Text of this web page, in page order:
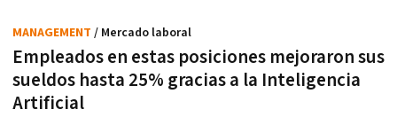
Empleados en estas posiciones mejoraron sus
sueldos hasta 25% gracias a la Inteligencia
Artificial
MANAGEMENT / Mercado laboral